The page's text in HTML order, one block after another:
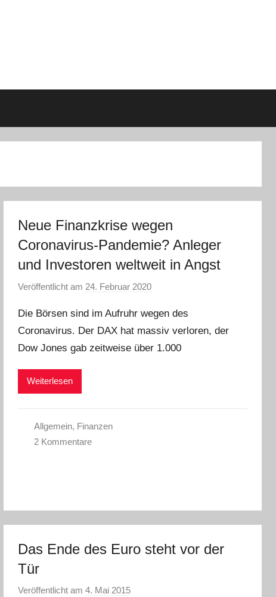
Neue Finanzkrise wegen
Coronavirus-Pandemie? Anleger
und Investoren weltweit in Angst
Veröffentlicht am 24. Februar 2020v
n
a
d
Die Börsen sind im Aufruhr wegen des
Coronavirus. Der DAX hat massiv verloren, der
Dow Jones gab zeitweise über 1.000
Weiterlesen
Allgemein, Finanzen
2 Kommentare
Das Ende des Euro steht vor der
Tür
Veröffentlicht am 4. Mai 2015v